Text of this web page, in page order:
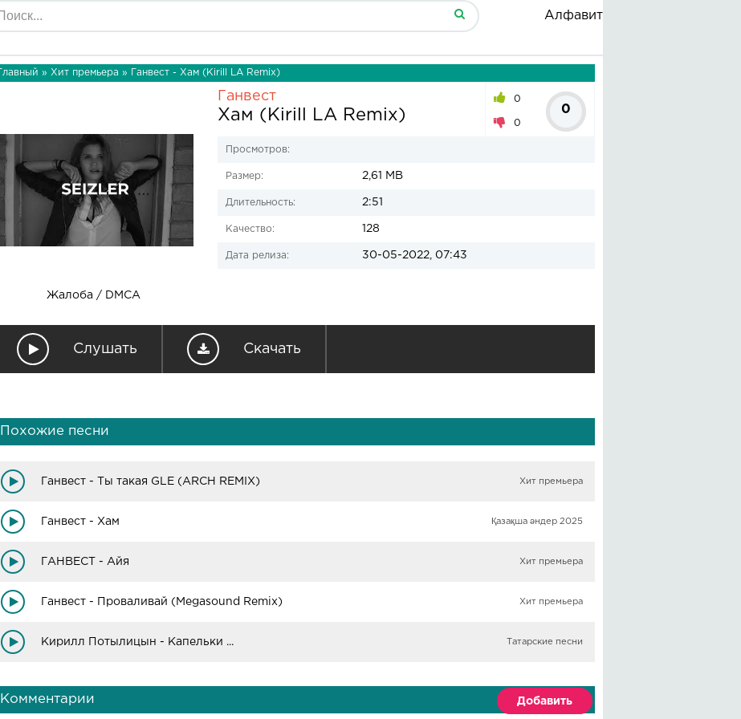
Алфавит
Главный » Хит премьера » Ганвест - Хам (Kirill LA Remix)
Жалоба / DMCA
Ганвест
Хам (Kirill LA Remix)
0
0
0
Просмотров:
Размер: 2,61 MB
Длительность: 2:51
Качество: 128
Дата релиза: 30-05-2022, 07:43
Слушать Скачать
Похожие песни
Ганвест - Ты такая GLE (ARCH REMIX) Хит премьера
Ганвест - Хам Қазақша әндер 2025
ГАНВЕСТ - Айя Хит премьера
Ганвест - Проваливай (Megasound Remix) Хит премьера
Кирилл Потылицын - Капельки ... Татарские песни
Комментарии Добавить